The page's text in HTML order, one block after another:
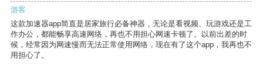
游客
这款加速器app简直是居家旅行必备神器，无论是看视频、玩游戏还是工
作办公，都能畅享高速网络，再也不用担心网速卡顿了。以前出差的时
候，经常因为网速慢而无法正常使用网络，现在有了这个app，我再也不
用担心了。